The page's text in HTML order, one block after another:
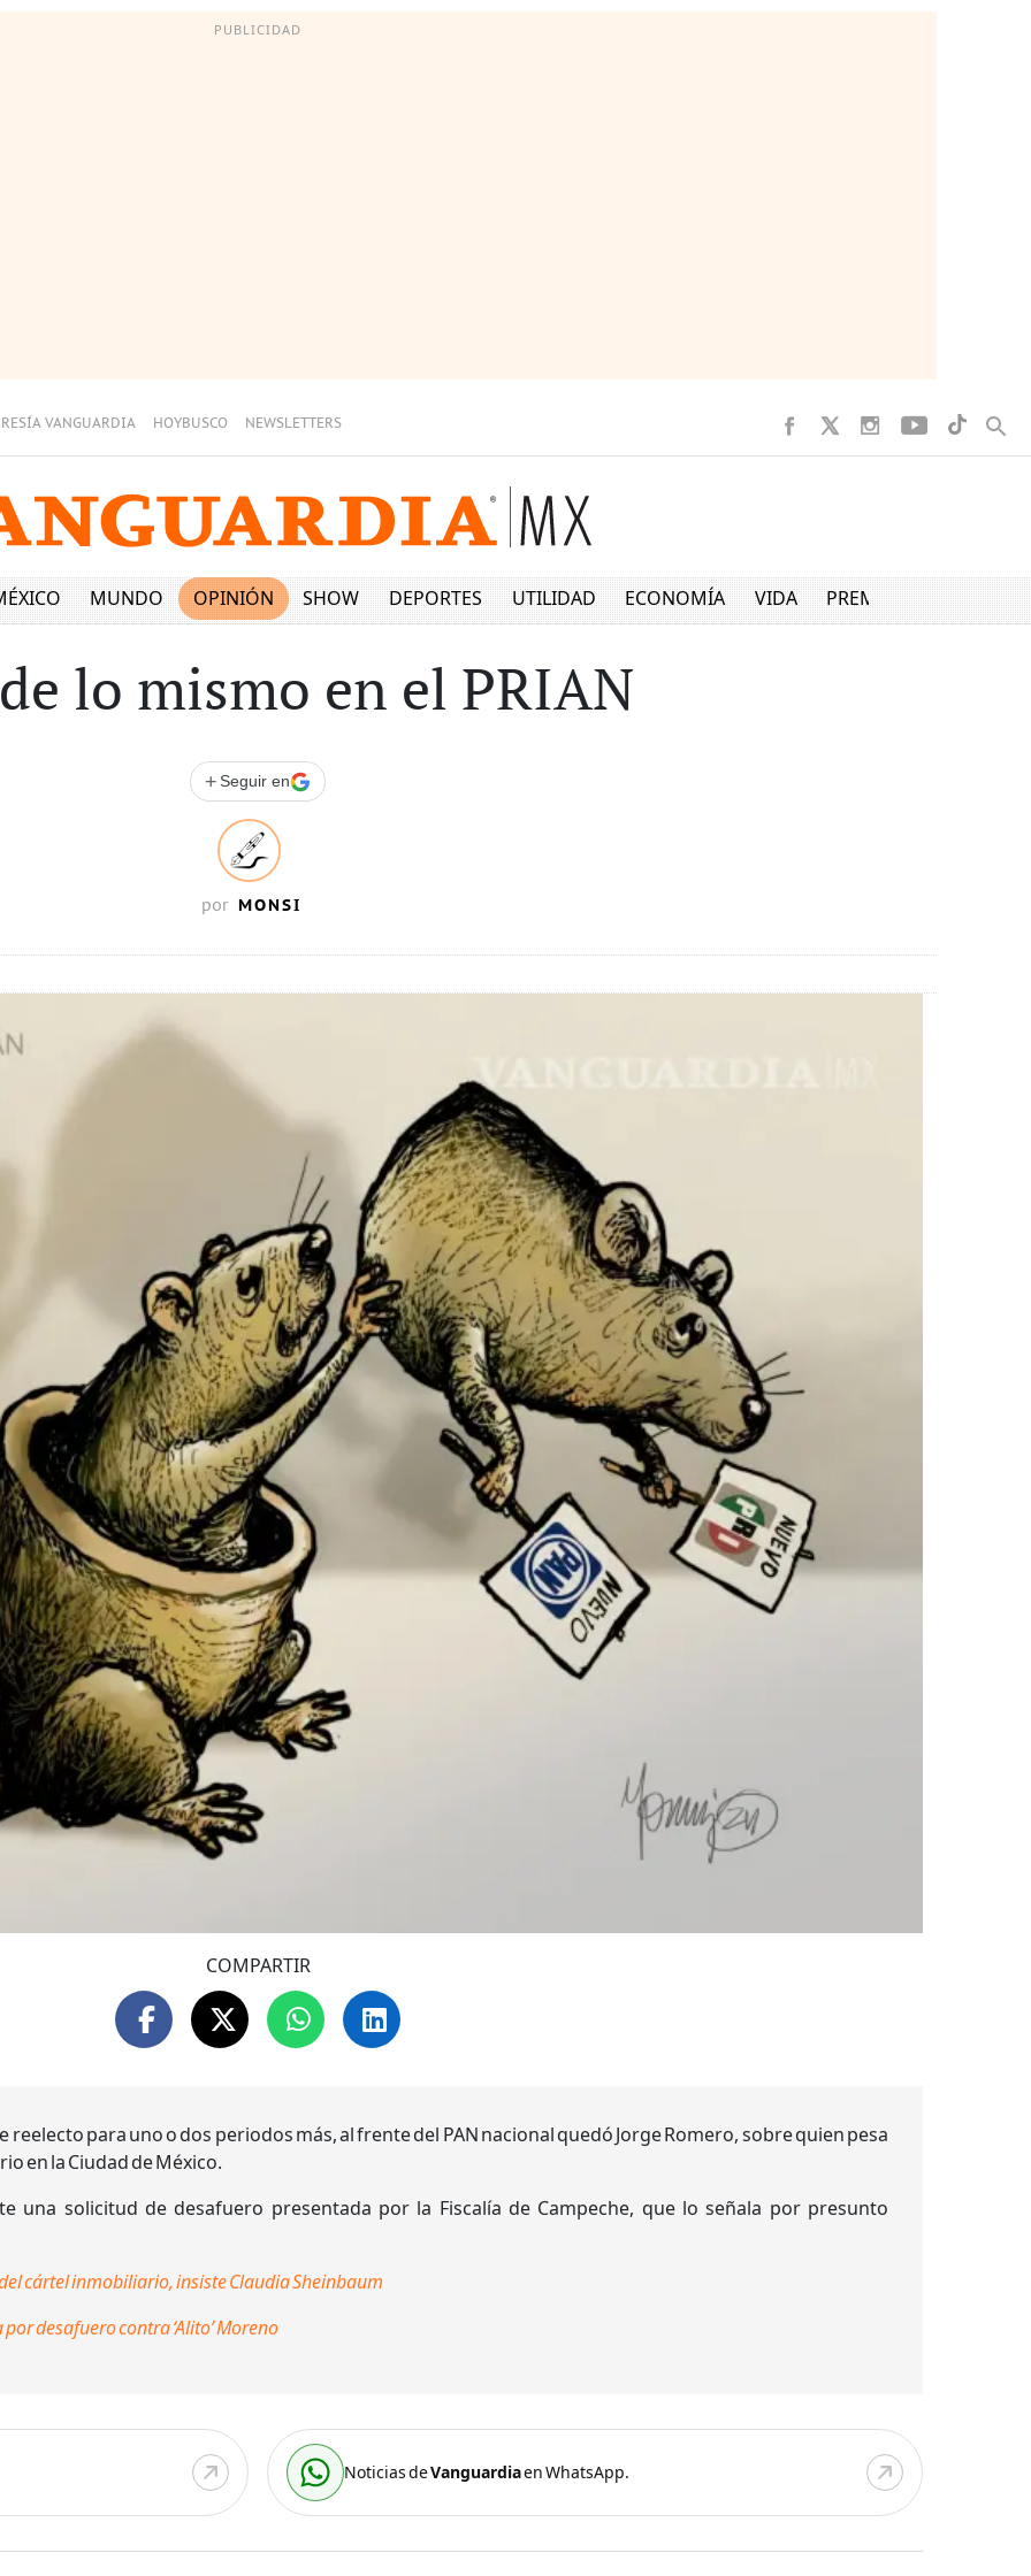
PUBLICIDAD
VANGUARDIA HOYBUSCO NEWSLETTERS
MUNDO OPINIÓN SHOW DEPORTES UTILIDAD ECONOMÍA VIDA PREMIUM
lo mismo en el PRIAN
+ Seguir en
por MONSI
COMPARTIR
para uno o dos periodos más, al frente del PAN nacional quedó Jorge Romero, sobre quien pesa
en la Ciudad de México.
una solicitud de desafuero presentada por la Fiscalía de Campeche, que lo señala por presunto
cártel inmobiliario, insiste Claudia Sheinbaum
desafuero contra ‘Alito’ Moreno
Noticias deVanguardiaen WhatsApp.